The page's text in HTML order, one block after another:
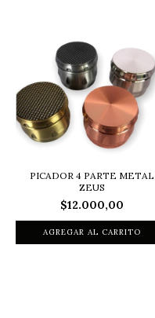
PICADOR 4 PARTE METAL
ZEUS
$12.000,00